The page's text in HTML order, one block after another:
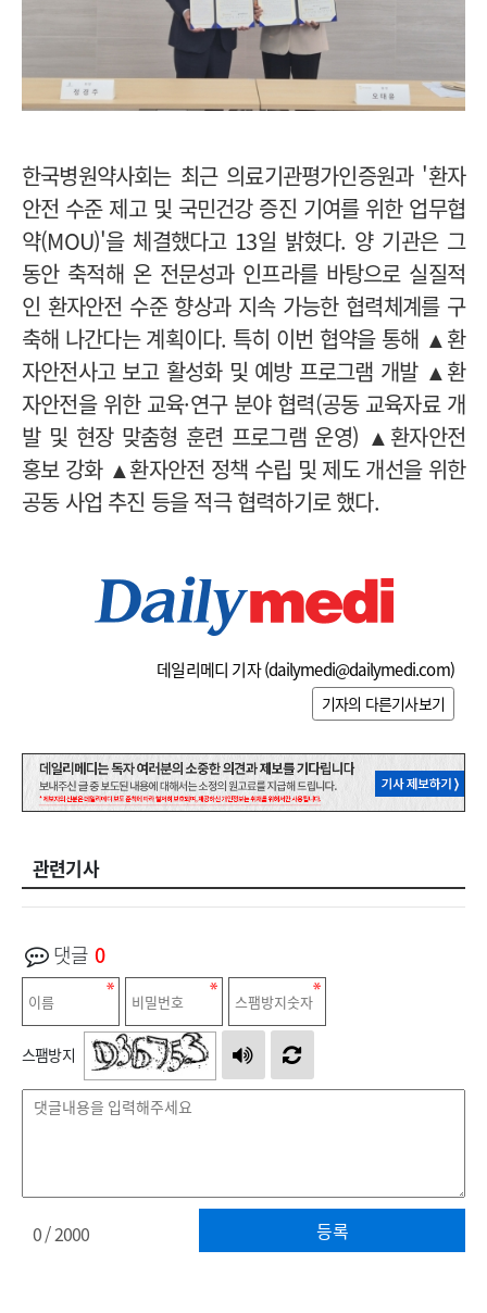
한국병원약사회는 최근 의료기관평가인증원과 '환자
안전 수준 제고 및 국민건강 증진 기여를 위한 업무협
약(MOU)'을 체결했다고 13일 밝혔다. 양 기관은 그
동안 축적해 온 전문성과 인프라를 바탕으로 실질적
인 환자안전 수준 향상과 지속 가능한 협력체계를 구
축해 나간다는 계획이다. 특히 이번 협약을 통해 ▲환
자안전사고 보고 활성화 및 예방 프로그램 개발 ▲환
자안전을 위한 교육·연구 분야 협력(공동 교육자료 개
발 및 현장 맞춤형 훈련 프로그램 운영) ▲환자안전
홍보 강화 ▲환자안전 정책 수립 및 제도 개선을 위한
공동 사업 추진 등을 적극 협력하기로 했다.
데일리메디 기자 (dailymedi@dailymedi.com)
기자의 다른기사보기
관련기사
댓글 0
스팸방지
등록
0/ 2000